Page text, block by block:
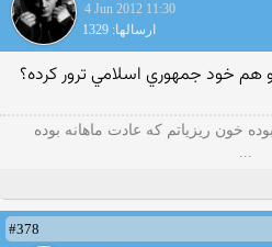
4 Jun 2012 11:30
ارسالها: 1329
خود جمهوري اسلامي ترور كرده؟
خون ریزیاتم که عادت ماهانه بوده
...
#378